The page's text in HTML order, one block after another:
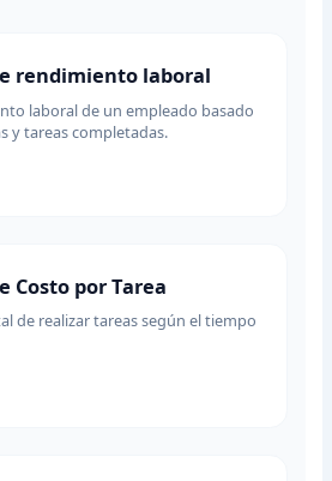
rendimiento laboral
laboral de un empleado basado
y tareas completadas.
Costo por Tarea
de realizar tareas según el tiempo